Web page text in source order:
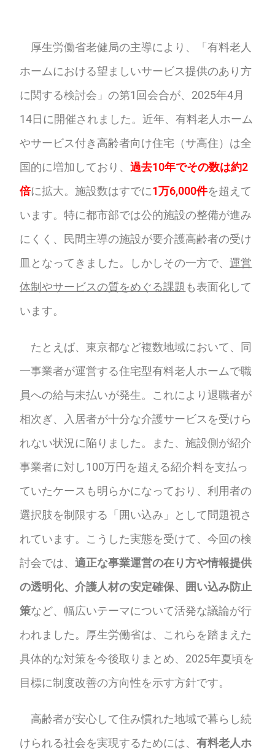
厚生労働省老健局の主導により、「有料老人
ホームにおける望ましいサービス提供のあり方
に関する検討会」の第1回会合が、2025年4月
14日に開催されました。近年、有料老人ホーム
やサービス付き高齢者向け住宅（サ高住）は全
国的に増加しており、過去10年でその数は約2
倍に拡大。施設数はすでに1万6,000件を超えて
います。特に都市部では公的施設の整備が進み
にくく、民間主導の施設が要介護高齢者の受け
皿となってきました。しかしその一方で、運営
体制やサービスの質をめぐる課題 も表面化して
います。
たとえば、東京都など複数地域において、同
一事業者が運営する住宅型有料老人ホームで職
員への給与未払いが発生。これにより退職者が
相次ぎ、入居者が十分な介護サービスを受けら
れない状況に陥りました。また、施設側が紹介
事業者に対し100万円を超える紹介料を支払っ
ていたケースも明らかになっており、利用者の
選択肢を制限する「囲い込み」として問題視さ
れています。こうした実態を受けて、今回の検
討会では、適正な事業運営の在り方や情報提供
の透明化、介護人材の安定確保、囲い込み防止
策など、幅広いテーマについて活発な議論が行
われました。厚生労働省は、これらを踏まえた
具体的な対策を今後取りまとめ、2025年夏頃を
目標に制度改善の方向性を示す方針です。
高齢者が安心して住み慣れた地域で暮らし続
けられる社会を実現するためには、有料老人ホ